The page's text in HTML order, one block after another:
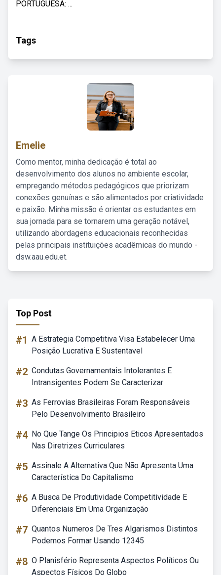
PORTUGUESA: ...
Tags
Emelie
Como mentor, minha dedicação é total ao
desenvolvimento dos alunos no ambiente escolar,
empregando métodos pedagógicos que priorizam
conexões genuínas e são alimentados por criatividade
e paixão. Minha missão é orientar os estudantes em
sua jornada para se tornarem uma geração notável,
utilizando abordagens educacionais reconhecidas
pelas principais instituições acadêmicas do mundo -
dsw.aau.edu.et.
Top Post
#1 A Estrategia Competitiva Visa Estabelecer Uma
Posição Lucrativa E Sustentavel
#2 Condutas Governamentais Intolerantes E
Intransigentes Podem Se Caracterizar
#3 As Ferrovias Brasileiras Foram Responsáveis
Pelo Desenvolvimento Brasileiro
#4 No Que Tange Os Principios Eticos Apresentados
Nas Diretrizes Curriculares
#5 Assinale A Alternativa Que Não Apresenta Uma
Característica Do Capitalismo
#6 A Busca De Produtividade Competitividade E
Diferenciais Em Uma Organização
#7 Quantos Numeros De Tres Algarismos Distintos
Podemos Formar Usando 12345
#8 O Planisfério Representa Aspectos Políticos Ou
Aspectos Físicos Do Globo